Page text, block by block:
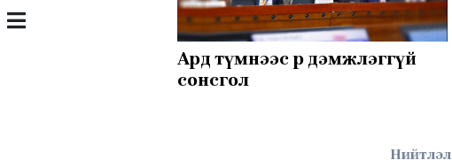
Ард түмнээс өөр дэмжлэггүй
сонсгол
Нийтлэл